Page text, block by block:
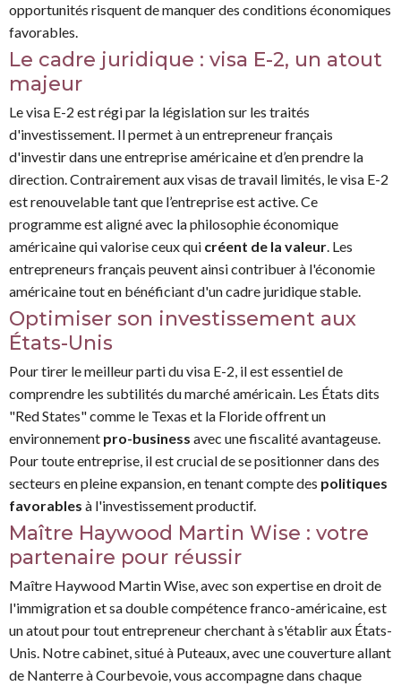
opportunités risquent de manquer des conditions économiques
favorables.
Le cadre juridique : visa E-2, un atout
majeur
Le visa E-2 est régi par la législation sur les traités
d'investissement. Il permet à un entrepreneur français
d'investir dans une entreprise américaine et d’en prendre la
direction. Contrairement aux visas de travail limités, le visa E-2
est renouvelable tant que l’entreprise est active. Ce
programme est aligné avec la philosophie économique
américaine qui valorise ceux qui créent de la valeur. Les
entrepreneurs français peuvent ainsi contribuer à l'économie
américaine tout en bénéficiant d'un cadre juridique stable.
Optimiser son investissement aux
États-Unis
Pour tirer le meilleur parti du visa E-2, il est essentiel de
comprendre les subtilités du marché américain. Les États dits
"Red States" comme le Texas et la Floride offrent un
environnement pro-business avec une fiscalité avantageuse.
Pour toute entreprise, il est crucial de se positionner dans des
secteurs en pleine expansion, en tenant compte des politiques
favorables à l'investissement productif.
Maître Haywood Martin Wise : votre
partenaire pour réussir
Maître Haywood Martin Wise, avec son expertise en droit de
l'immigration et sa double compétence franco-américaine, est
un atout pour tout entrepreneur cherchant à s'établir aux États-
Unis. Notre cabinet, situé à Puteaux, avec une couverture allant
de Nanterre à Courbevoie, vous accompagne dans chaque